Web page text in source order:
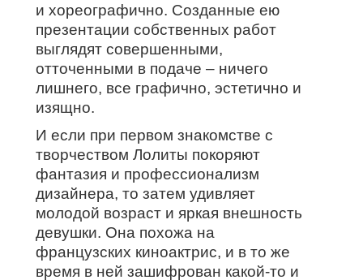
и хореографично. Созданные ею
презентации собственных работ
выглядят совершенными,
отточенными в подаче – ничего
лишнего, все графично, эстетично и
изящно.
И если при первом знакомстве с
творчеством Лолиты покоряют
фантазия и профессионализм
дизайнера, то затем удивляет
молодой возраст и яркая внешность
девушки. Она похожа на
французских киноактрис, и в то же
время в ней зашифрован какой-то и